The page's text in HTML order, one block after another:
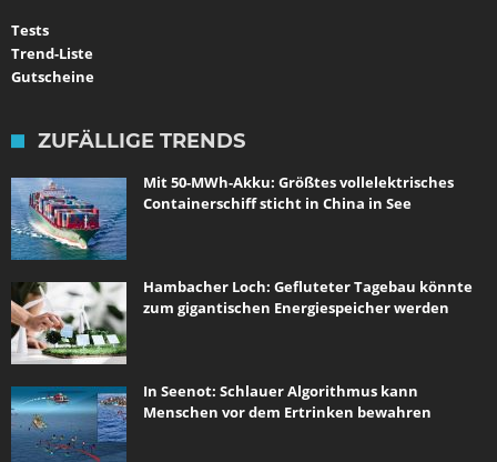
Tests
Trend-Liste
Gutscheine
ZUFÄLLIGE TRENDS
Mit 50-MWh-Akku: Größtes vollelektrisches
Containerschiff sticht in China in See
Hambacher Loch: Gefluteter Tagebau könnte
zum gigantischen Energiespeicher werden
In Seenot: Schlauer Algorithmus kann
Menschen vor dem Ertrinken bewahren